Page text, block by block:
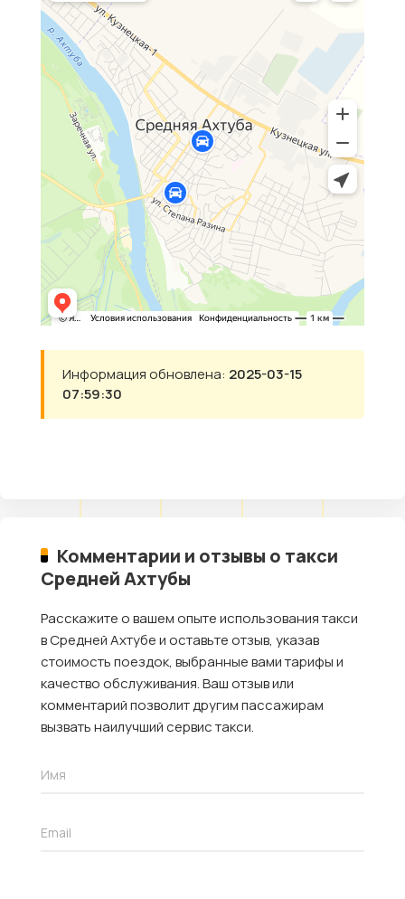
Информация обновлена: 2025-03-15
07:59:30
Комментарии и отзывы о такси
Средней Ахтубы
Расскажите о вашем опыте использования такси
в Средней Ахтубе и оставьте отзыв, указав
стоимость поездок, выбранные вами тарифы и
качество обслуживания. Ваш отзыв или
комментарий позволит другим пассажирам
вызвать наилучший сервис такси.